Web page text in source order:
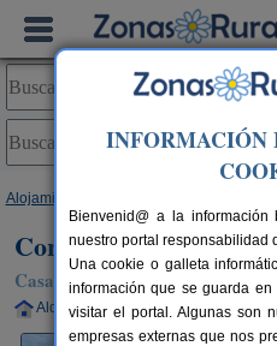
Alojamientos
Cortijo La Solana
Casa Rural en Lorca (Murcia)
Alquiler completo 7-9 plazas
INFORMACIÓN
Bienvenid@ a la
nuestro portal responsabilidad
Una cookie o galleta
información que se guarda
visitar el portal. Algunas son
empresas externas que nos